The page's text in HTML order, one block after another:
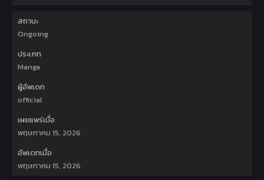
สถานะ
Ongoing
ประเภท
Manga
ผู้อัพเดท
official
เผยแพร่เมื่อ
พฤษภาคม 15, 2026
อัพเดทเมื่อ
พฤษภาคม 15, 2026